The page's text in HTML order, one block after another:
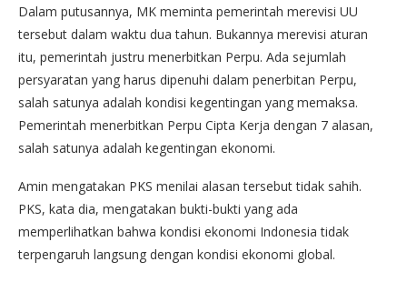
Dalam putusannya, MK meminta pemerintah merevisi UU
tersebut dalam waktu dua tahun. Bukannya merevisi aturan
itu, pemerintah justru menerbitkan Perpu. Ada sejumlah
persyaratan yang harus dipenuhi dalam penerbitan Perpu,
salah satunya adalah kondisi kegentingan yang memaksa.
Pemerintah menerbitkan Perpu Cipta Kerja dengan 7 alasan,
salah satunya adalah kegentingan ekonomi.
Amin mengatakan PKS menilai alasan tersebut tidak sahih.
PKS, kata dia, mengatakan bukti-bukti yang ada
memperlihatkan bahwa kondisi ekonomi Indonesia tidak
terpengaruh langsung dengan kondisi ekonomi global.